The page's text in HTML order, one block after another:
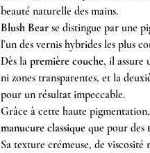
beauté naturelle des mains.
Blush Bear se distingue par une
l’un des vernis hybrides les plus
Dès la première couche, il assure
ni zones transparentes, et la
pour un résultat impeccable.
Grâce à cette haute
manucure classique que pour des
Sa texture crémeuse, de